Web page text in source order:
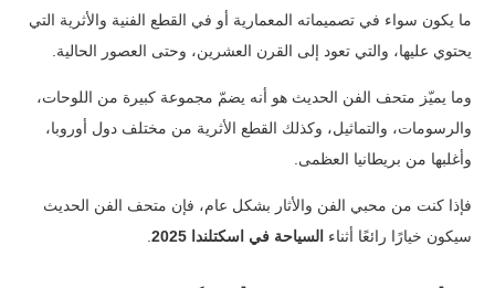
ما يكون سواء في تصميماته المعمارية أو في القطع الفنية والأثرية التي
يحتوي عليها، والتي تعود إلى القرن العشرين، وحتى العصور الحالية.
وما يميّز متحف الفن الحديث هو أنه يضمّ مجموعة كبيرة من اللوحات،
والرسومات، والتماثيل، وكذلك القطع الأثرية من مختلف دول أوروبا،
وأغلبها من بريطانيا العظمى.
فإذا كنت من محبي الفن والأثار بشكل عام، فإن متحف الفن الحديث
سيكون خيارًا رائعًا أثناء السياحة في اسكتلندا 2025